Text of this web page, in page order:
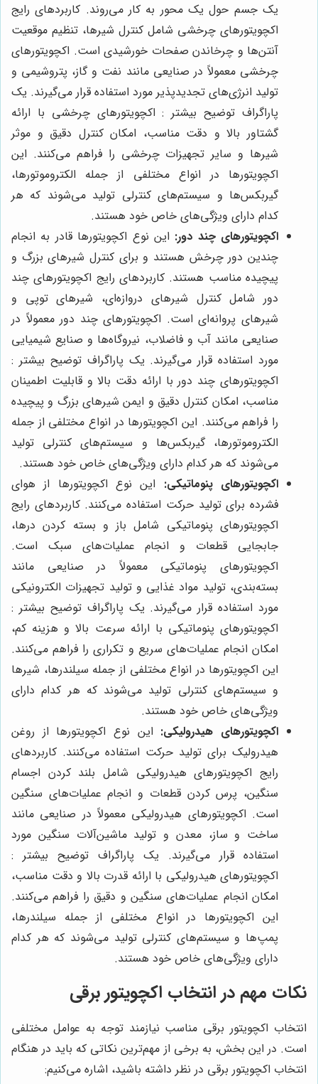
یک جسم حول یک محور به کار می‌روند. کاربردهای رایج
اکچویتورهای چرخشی شامل کنترل شیرها، تنظیم موقعیت
آنتن‌ها و چرخاندن صفحات خورشیدی است. اکچویتورهای
چرخشی معمولاً در صنایعی مانند نفت و گاز، پتروشیمی و
تولید انرژی‌های تجدیدپذیر مورد استفاده قرار می‌گیرند. یک
پاراگراف توضیح بیشتر : اکچویتورهای چرخشی با ارائه
گشتاور بالا و دقت مناسب، امکان کنترل دقیق و موثر
شیرها و سایر تجهیزات چرخشی را فراهم می‌کنند. این
اکچویتورها در انواع مختلفی از جمله الکتروموتورها،
گیربکس‌ها و سیستم‌های کنترلی تولید می‌شوند که هر
کدام دارای ویژگی‌های خاص خود هستند.
اکچویتورهای چند دور: این نوع اکچویتورها قادر به انجام
چندین دور چرخش هستند و برای کنترل شیرهای بزرگ و
پیچیده مناسب هستند. کاربردهای رایج اکچویتورهای چند
دور شامل کنترل شیرهای دروازه‌ای، شیرهای توپی و
شیرهای پروانه‌ای است. اکچویتورهای چند دور معمولاً در
صنایعی مانند آب و فاضلاب، نیروگاه‌ها و صنایع شیمیایی
مورد استفاده قرار می‌گیرند. یک پاراگراف توضیح بیشتر :
اکچویتورهای چند دور با ارائه دقت بالا و قابلیت اطمینان
مناسب، امکان کنترل دقیق و ایمن شیرهای بزرگ و پیچیده
را فراهم می‌کنند. این اکچویتورها در انواع مختلفی از جمله
الکتروموتورها، گیربکس‌ها و سیستم‌های کنترلی تولید
می‌شوند که هر کدام دارای ویژگی‌های خاص خود هستند.
اکچویتورهای پنوماتیکی: این نوع اکچویتورها از هوای
فشرده برای تولید حرکت استفاده می‌کنند. کاربردهای رایج
اکچویتورهای پنوماتیکی شامل باز و بسته کردن درها،
جابجایی قطعات و انجام عملیات‌های سبک است.
اکچویتورهای پنوماتیکی معمولاً در صنایعی مانند
بسته‌بندی، تولید مواد غذایی و تولید تجهیزات الکترونیکی
مورد استفاده قرار می‌گیرند. یک پاراگراف توضیح بیشتر :
اکچویتورهای پنوماتیکی با ارائه سرعت بالا و هزینه کم،
امکان انجام عملیات‌های سریع و تکراری را فراهم می‌کنند.
این اکچویتورها در انواع مختلفی از جمله سیلندرها، شیرها
و سیستم‌های کنترلی تولید می‌شوند که هر کدام دارای
ویژگی‌های خاص خود هستند.
اکچویتورهای هیدرولیکی: این نوع اکچویتورها از روغن
هیدرولیک برای تولید حرکت استفاده می‌کنند. کاربردهای
رایج اکچویتورهای هیدرولیکی شامل بلند کردن اجسام
سنگین، پرس کردن قطعات و انجام عملیات‌های سنگین
است. اکچویتورهای هیدرولیکی معمولاً در صنایعی مانند
ساخت و ساز، معدن و تولید ماشین‌آلات سنگین مورد
استفاده قرار می‌گیرند. یک پاراگراف توضیح بیشتر :
اکچویتورهای هیدرولیکی با ارائه قدرت بالا و دقت مناسب،
امکان انجام عملیات‌های سنگین و دقیق را فراهم می‌کنند.
این اکچویتورها در انواع مختلفی از جمله سیلندرها،
پمپ‌ها و سیستم‌های کنترلی تولید می‌شوند که هر کدام
دارای ویژگی‌های خاص خود هستند.
نکات مهم در انتخاب اکچویتور برقی
انتخاب اکچویتور برقی مناسب نیازمند توجه به عوامل مختلفی
است. در این بخش، به برخی از مهم‌ترین نکاتی که باید در هنگام
انتخاب اکچویتور برقی در نظر داشته باشید، اشاره می‌کنیم: